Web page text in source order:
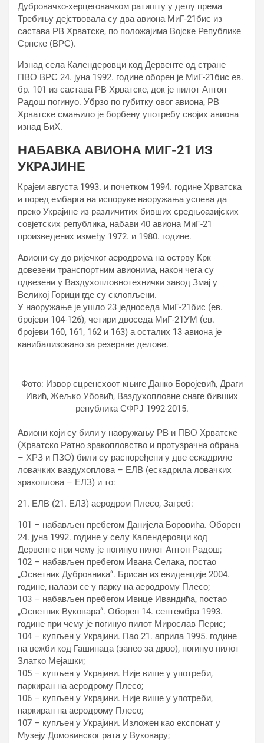
Дубровачко-херцеговачком ратишту у делу према
Требињу дејствовала су два авиона МиГ-21бис из
састава РВ Хрватске, по положајима Војске Републике
Српске (ВРС).
Изнад села Календеровци код Дервенте од стране
ПВО ВРС 24. јуна 1992. године оборен је МиГ-21бис ев.
бр. 101 из састава РВ Хрватске, док је пилот Антон
Радош погинуо. Убрзо по губитку овог авиона, РВ
Хрватске смањило је борбену употребу својих авиона
изнад БиХ.
НАБАВКА АВИОНА МИГ-21 ИЗ
УКРАЈИНЕ
Крајем августа 1993. и почетком 1994. године Хрватска
и поред ембарга на испоруке наоружања успева да
преко Украјине из различитих бивших средњоазијских
совјетских република, набави 40 авиона МиГ-21
произведених између 1972. и 1980. године.
Авиони су до ријечког аеродрома на острву Крк
довезени транспортним авионима, након чега су
одвезени у Ваздухопловнотехнички завод Змај у
Великој Горици где су склопљени.
У наоружање је ушло 23 једноседа МиГ-21бис (ев.
бројеви 104-126), четири двоседа МиГ-21УМ (ев.
бројеви 160, 161, 162 и 163) а осталих 13 авиона је
канибализовано за резервне делове.
Фото: Извор сцренсхоот књиге Данко Боројевић, Драги
Ивић, Жељко Убовић, Ваздухопловне снаге бивших
република СФРЈ 1992-2015.
Авиони који су били у наоружању РВ и ПВО Хрватске
(Хрватско Ратно зракопловство и протузрачна обрана
– ХРЗ и ПЗО) били су распоређени у две ескадриле
ловачких ваздухоплова – ЕЛВ (ескадрила ловачких
зракоплова – ЕЛЗ) и то:
21. ЕЛВ (21. ЕЛЗ) аеродром Плесо, Загреб:
101 – набављен пребегом Данијела Боровића. Оборен
24. јуна 1992. године у селу Календеровци код
Дервенте при чему је погинуо пилот Антон Радош;
102 – набављен пребегом Ивана Селака, постао
„Осветник Дубровника“. Брисан из евиденције 2004.
године, налази се у парку на аеродрому Плесо;
103 – набављен пребегом Ивице Ивандића, постао
„Осветник Вуковара“. Оборен 14. септембра 1993.
године при чему је погинуо пилот Мирослав Перис;
104 – купљен у Украјини. Пао 21. априла 1995. године
на вежби код Гашинаца (запео за дрво), погинуо пилот
Златко Мејашки;
105 – купљен у Украјини. Није више у употреби,
паркиран на аеродрому Плесо;
106 – купљен у Украјини. Није више у употреби,
паркиран на аеродрому Плесо;
107 – купљен у Украјини. Изложен као експонат у
Музеју Домовинског рата у Вуковару;